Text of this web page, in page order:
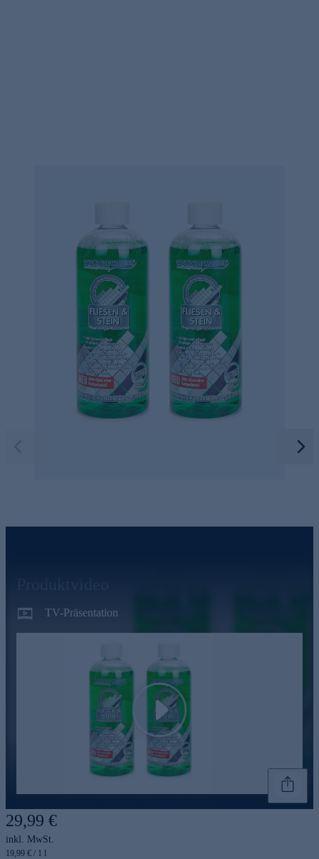
TV-Präsentation
Play
29,99 €
inkl. MwSt.
19,99 € / 1 l